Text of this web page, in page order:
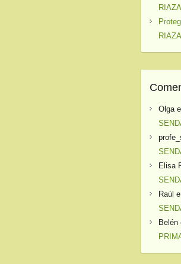
Olga
Elisa
Raúl
Belén